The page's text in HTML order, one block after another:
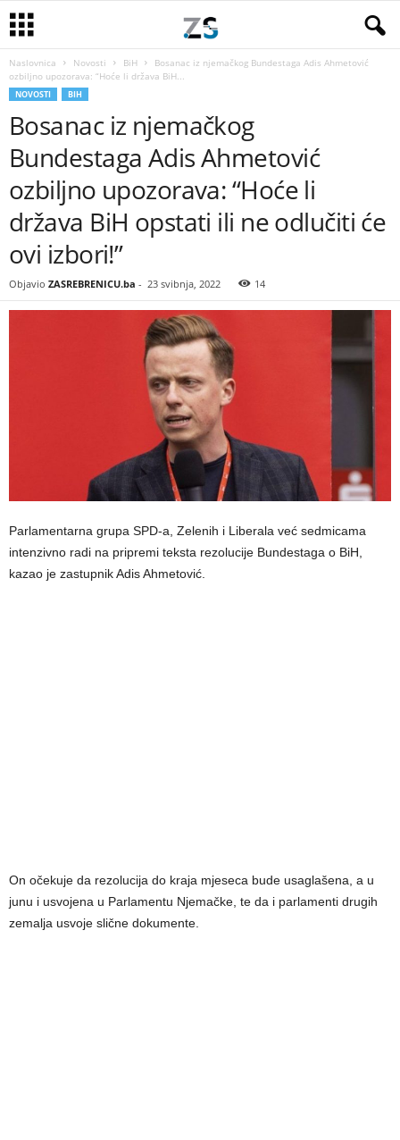
Naslovnica Novosti BiH
Bosanac iz njemačkog Bundestaga Adis Ahmetović
ozbiljno upozorava: “Hoće li država BiH...
NOVOSTI BIH
Bosanac iz njemačkog
Bundestaga Adis Ahmetović
ozbiljno upozorava: “Hoće li
država BiH opstati ili ne odlučiti će
ovi izbori!”
Objavio ZASREBRENICU.ba - 23 svibnja, 2022 14
Parlamentarna grupa SPD-a, Zelenih i Liberala već sedmicama
intenzivno radi na pripremi teksta rezolucije Bundestaga o BiH,
kazao je zastupnik Adis Ahmetović.
On očekuje da rezolucija do kraja mjeseca bude usaglašena, a u
junu i usvojena u Parlamentu Njemačke, te da i parlamenti drugih
zemalja usvoje slične dokumente.